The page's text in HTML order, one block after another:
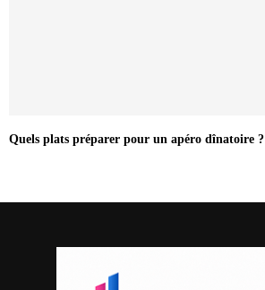
Quels plats préparer pour un apéro dînatoire ?